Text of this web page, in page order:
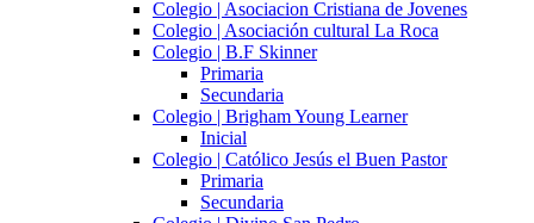
Colegio | Asociacion Cristiana de Jovenes
Colegio | Asociación cultural La Roca
Colegio | B.F Skinner
Primaria
Secundaria
Colegio | Brigham Young Learner
Inicial
Colegio | Católico Jesús el Buen Pastor
Primaria
Secundaria